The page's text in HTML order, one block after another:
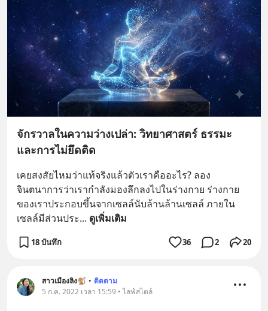
จักรวาลในความว่างเปล่า: วิทยาศาสตร์ ธรรมะ
และการไม่ยึดติด
เคยสงสัยไหมว่าแท้จริงแล้วตัวเราคืออะไร? ลอง
จินตนาการว่าเรากำลังมองลึกลงไปในร่างกาย ร่างกาย
ของเราประกอบขึ้นจากเซลล์นับล้านล้านเซลล์ ภายใน
เซลล์มีส่วนประ... ดูเพิ่มเติม
18 บันทึก 36 2 20
สาวเมืองลิง🐒 • ติดตาม
5 ก.ค. 2022 เวลา 15:59 • ไลฟ์สไตล์